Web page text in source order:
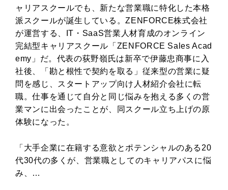
ャリアスクールでも、新たな営業職に特化した本格
派スクールが誕生している。ZENFORCE株式会社
が運営する、IT・SaaS営業人材育成のオンライン
完結型キャリアスクール「ZENFORCE Sales Acad
emy」だ。代表の荻野嶺氏は新卒で伊藤忠商事に入
社後、「勘と根性で契約を取る」従来型の営業に疑
問を感じ、スタートアップ向け人材紹介会社に転
職。仕事を通じて自分と同じ悩みを抱える多くの営
業マンに出会ったことが、同スクール立ち上げの原
体験になった。
「大手企業に在籍する意欲とポテンシャルのある20
代30代の多くが、営業職としてのキャリアパスに悩
み、…